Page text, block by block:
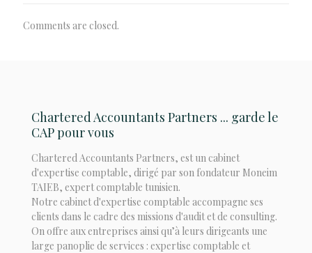
Comments are closed.
Chartered Accountants Partners ... garde le
CAP pour vous
Chartered Accountants Partners, est un cabinet
d'expertise comptable, dirigé par son fondateur Moneim
TAIEB, expert comptable tunisien.
Notre cabinet d'expertise comptable accompagne ses
clients dans le cadre des missions d'audit et de consulting.
On offre aux entreprises ainsi qu’à leurs dirigeants une
large panoplie de services : expertise comptable et